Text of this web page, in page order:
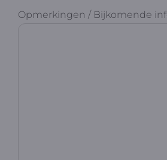
Opmerkingen / Bijkomende